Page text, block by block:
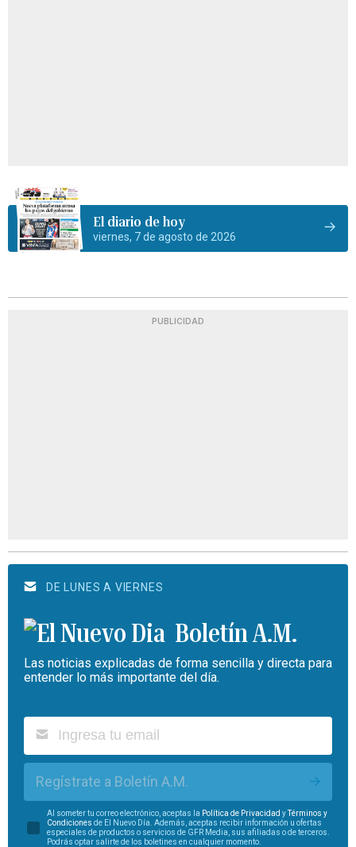
El diario de hoy
viernes, 7 de agosto de 2026
PUBLICIDAD
DE LUNES A VIERNES
Boletín A.M.
Las noticias explicadas de forma sencilla y directa para
entender lo más importante del día.
Regístrate a Boletín A.M.
Al someter tu correo electrónico, aceptas la Política de Privacidad yTérminos y
Condiciones de El Nuevo Día. Además, aceptas recibir información u ofertas
especiales de productos o servicios de GFR Media, sus afiliadas o de terceros.
Podrás optar salirte de los boletines en cualquier momento.